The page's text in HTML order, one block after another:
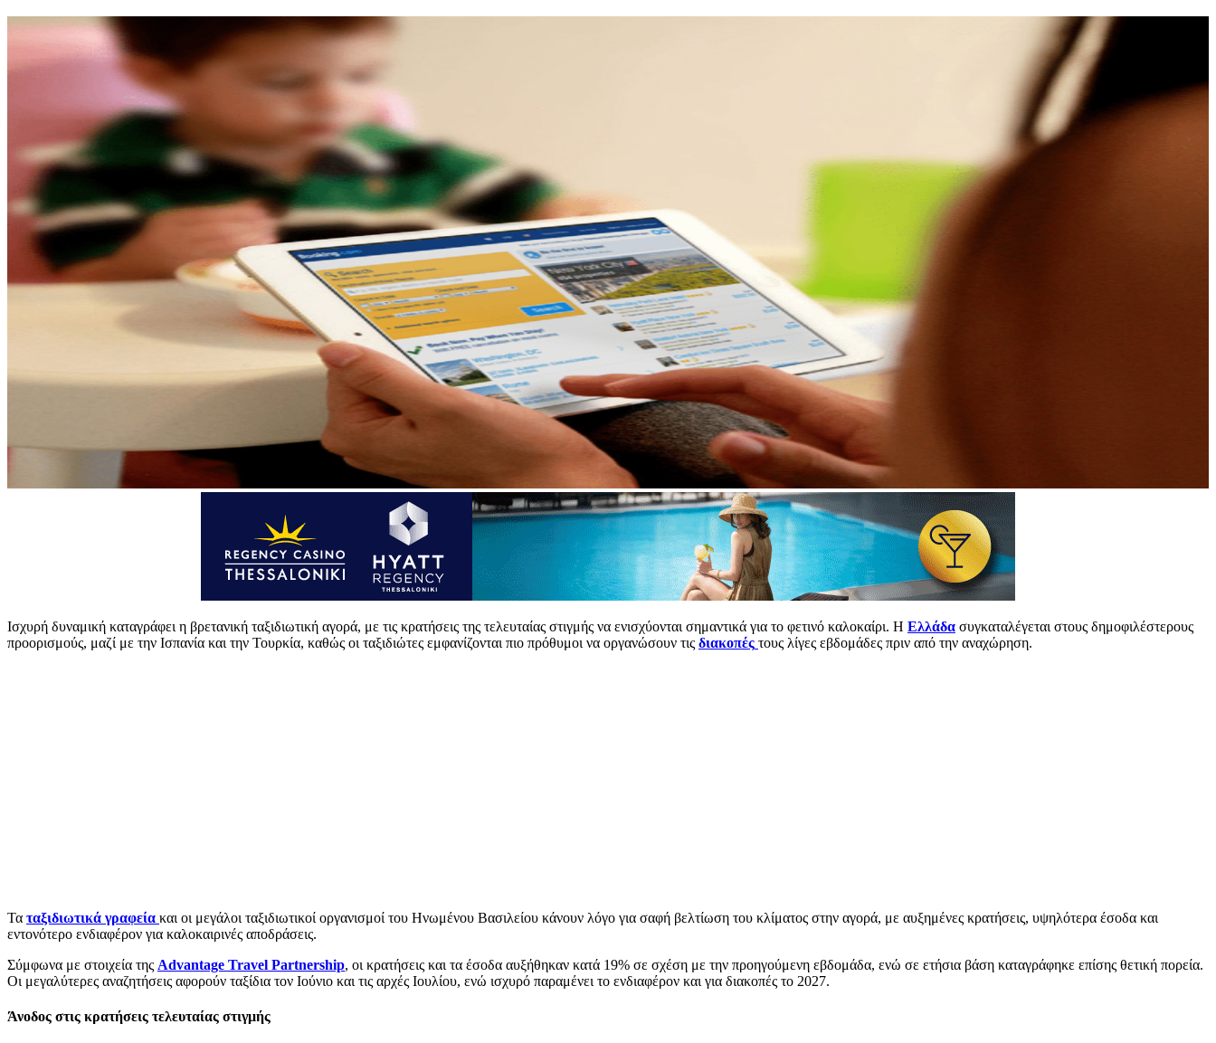
Ισχυρή δυναμική καταγράφει η βρετανική ταξιδιωτική αγορά, με τις κρατήσεις της τελευταίας στιγμής να ενισχύονται σημαντικά για το φετινό καλοκαίρι. Η Ελλάδα συγκαταλέγεται στους δημοφιλέστερους
προορισμούς, μαζί με την Ισπανία και την Τουρκία, καθώς οι ταξιδιώτες εμφανίζονται πιο πρόθυμοι να οργανώσουν τις διακοπές τους λίγες εβδομάδες πριν από την αναχώρηση.
Τα ταξιδιωτικά γραφεία και οι μεγάλοι ταξιδιωτικοί οργανισμοί του Ηνωμένου Βασιλείου κάνουν λόγο για σαφή βελτίωση του κλίματος στην αγορά, με αυξημένες κρατήσεις, υψηλότερα έσοδα και
εντονότερο ενδιαφέρον για καλοκαιρινές αποδράσεις.
Σύμφωνα με στοιχεία της Advantage Travel Partnership, οι κρατήσεις και τα έσοδα αυξήθηκαν κατά 19% σε σχέση με την προηγούμενη εβδομάδα, ενώ σε ετήσια βάση καταγράφηκε επίσης θετική πορεία.
Οι μεγαλύτερες αναζητήσεις αφορούν ταξίδια τον Ιούνιο και τις αρχές Ιουλίου, ενώ ισχυρό παραμένει το ενδιαφέρον και για διακοπές το 2027.
Άνοδος στις κρατήσεις τελευταίας στιγμής